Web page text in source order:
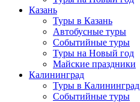
Казань
Туры в Казань
Автобусные туры
Событийные туры
Туры на Новый год
Майские праздники
Калининград
Туры в Калининград
Событийные туры